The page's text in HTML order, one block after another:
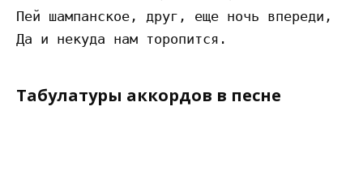
Пей шампанское, друг, еще ночь впереди,
Табулатуры аккордов в песне